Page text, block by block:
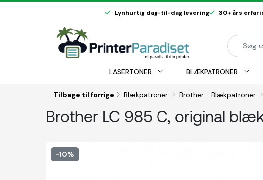
Lynhurtig dag-til-dag levering 30+ års
LASERTONER BLÆKPATRONER
Tilbage til forrige Blækpatroner Brother - Blækpatroner
Brother LC 985 C, original
-10%